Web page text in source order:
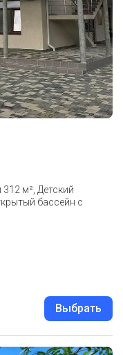
м², Детский
бассейн с
Выбрать